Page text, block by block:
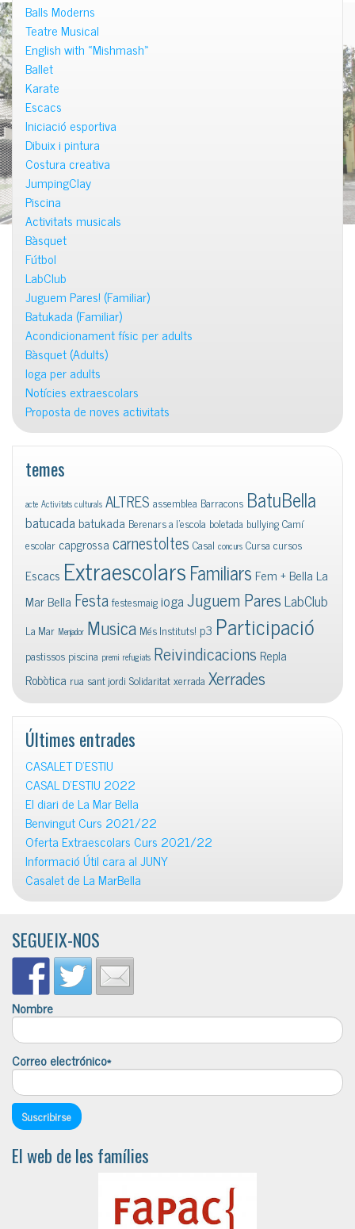
Balls Moderns
Teatre Musical
English with «Mishmash»
Ballet
Karate
Escacs
Iniciació esportiva
Dibuix i pintura
Costura creativa
JumpingClay
Piscina
Activitats musicals
Bàsquet
Fútbol
LabClub
Juguem Pares! (Familiar)
Batukada (Familiar)
Acondicionament físic per adults
Bàsquet (Adults)
Ioga per adults
Notícies extraescolars
Proposta de noves activitats
temes
acte Activitats culturals ALTRES assemblea Barracons BatuBella
batucadabatukada Berenars a l'escola boletada bullyingCamí
escolar capgrossacarnestoltes Casal concurs Cursa cursos
Escacs ExtraescolarsFamiliars Fem + Bella La
Mar Bella FestafestesmaigiogaJuguem ParesLabClub
La Mar Menjador Musica Més Instituts! p3 Participació
pastissos piscina premi refugiats Reivindicacions Repla
Robòtica rua sant jordi Solidaritatxerrada Xerrades
Últimes entrades
CASALET D’ESTIU
CASAL D’ESTIU 2022
El diari de La Mar Bella
Benvingut Curs 2021/22
Oferta Extraescolars Curs 2021/22
Informació Útil cara al JUNY
Casalet de La MarBella
SEGUEIX-NOS
Nombre
Correo electrónico*
El web de les famílies